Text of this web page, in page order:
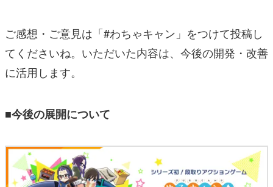
ご感想・ご意見は「#わちゃキャン」をつけて投稿し
てくださいね。いただいた内容は、今後の開発・改善
に活用します。
■今後の展開について